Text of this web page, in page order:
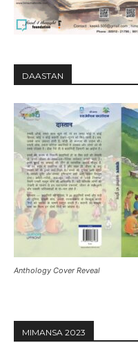
DAASTAN
Anthology Cover Reveal
MIMANSA 2023